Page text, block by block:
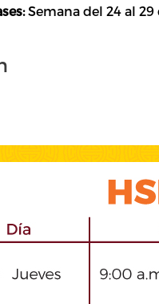
Semana del 24 al 29